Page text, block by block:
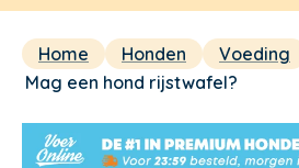
Home Honden
Voeding
Mag een hond rijstwafel?